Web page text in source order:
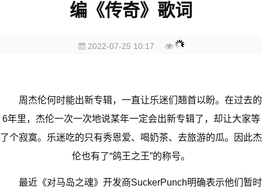
编《传奇》歌词
2022-07-25 10:17
周杰伦何时能出新专辑，一直让乐迷们翘首以盼。在过去的
6年里，杰伦一次一次地说某年一定会出新专辑了，却让大家等
了个寂寞。乐迷吃的只有秀恩爱、喝奶茶、去旅游的瓜。因此杰
伦也有了“鸽王之王”的称号。
最近《对马岛之魂》开发商SuckerPunch明确表示他们暂时